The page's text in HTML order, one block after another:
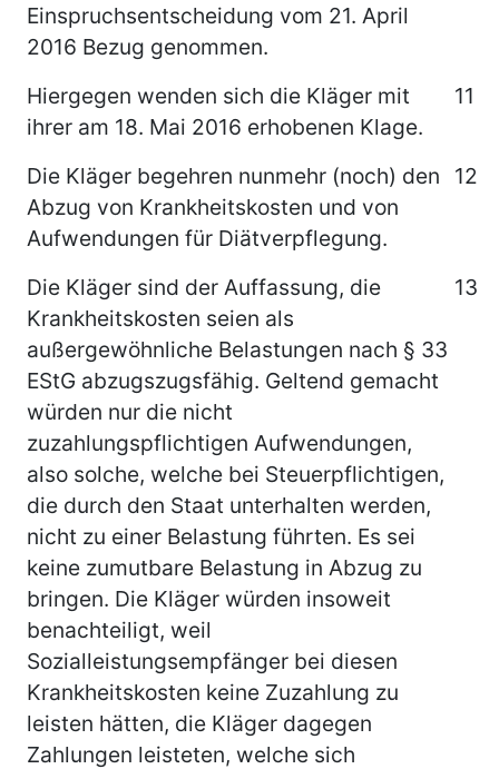
Einspruchsentscheidung vom 21. April
2016 Bezug genommen.
11
Hiergegen wenden sich die Kläger mit
ihrer am 18. Mai 2016 erhobenen Klage.
12
Die Kläger begehren nunmehr (noch) den
Abzug von Krankheitskosten und von
Aufwendungen für Diätverpflegung.
13
Die Kläger sind der Auffassung, die
Krankheitskosten seien als
außergewöhnliche Belastungen nach § 33
EStG abzugszugsfähig. Geltend gemacht
würden nur die nicht
zuzahlungspflichtigen Aufwendungen,
also solche, welche bei Steuerpflichtigen,
die durch den Staat unterhalten werden,
nicht zu einer Belastung führten. Es sei
keine zumutbare Belastung in Abzug zu
bringen. Die Kläger würden insoweit
benachteiligt, weil
Sozialleistungsempfänger bei diesen
Krankheitskosten keine Zuzahlung zu
leisten hätten, die Kläger dagegen
Zahlungen leisteten, welche sich